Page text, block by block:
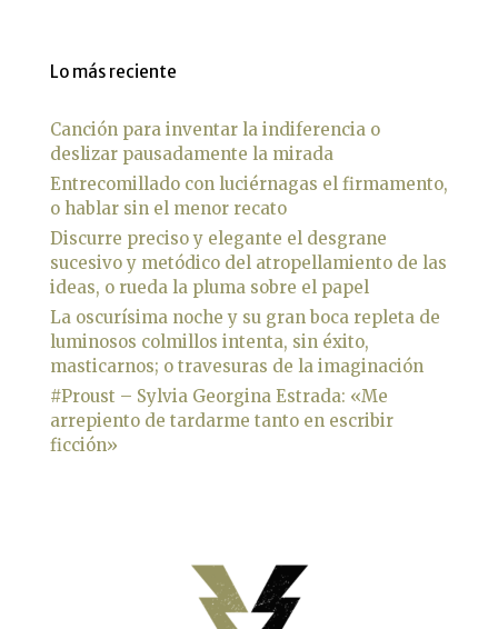
Lo más reciente
Canción para inventar la indiferencia o
deslizar pausadamente la mirada
Entrecomillado con luciérnagas el firmamento,
o hablar sin el menor recato
Discurre preciso y elegante el desgrane
sucesivo y metódico del atropellamiento de las
ideas, o rueda la pluma sobre el papel
La oscurísima noche y su gran boca repleta de
luminosos colmillos intenta, sin éxito,
masticarnos; o travesuras de la imaginación
#Proust – Sylvia Georgina Estrada: «Me
arrepiento de tardarme tanto en escribir
ficción»